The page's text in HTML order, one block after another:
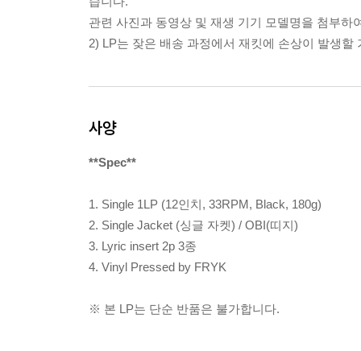
관련 사진과 동영상 및 재생 기기 모델명을 첨부하
2) LP는 잦은 배송 과정에서 재킷에 손상이 발생
사양
**Spec**
1. Single 1LP (12인치, 33RPM, Black, 180g)
2. Single Jacket (싱글 자켓) / OBI(띠지)
3. Lyric insert 2p 3종
4. Vinyl Pressed by FRYK
※ 본 LP는 단순 반품은 불가합니다.